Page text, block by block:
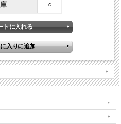
のでご了承下さいませ。
しみませんか？
サリーを作りましょう！
・アクセサリーの土台です。
せて上からストーンなどを乗せ
ブレスレット・バングル・キーホルダー・ネ
。
○